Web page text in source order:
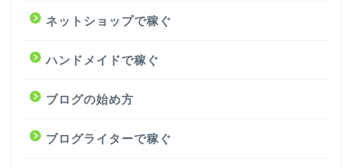
ネットショップで稼ぐ
ハンドメイドで稼ぐ
ブログの始め方
ブログライターで稼ぐ